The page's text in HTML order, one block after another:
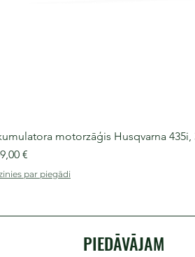
motorzāģis Husqvarna 435i,
€
par piegādi
PIEDĀVĀJAM